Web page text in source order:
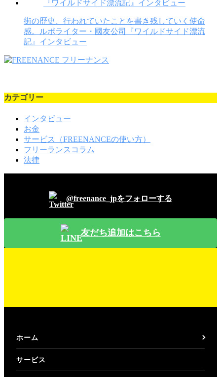
街の歴史、行われていたことを書き残していく使命
感。ルポライター・國友公司『ワイルドサイド漂流
記』インタビュー
カテゴリー
インタビュー
お金
サービス（FREENANCEの使い方）
フリーランスコラム
法律
@freenance_jpをフォローする
友だち追加はこちら
ホーム
サービス